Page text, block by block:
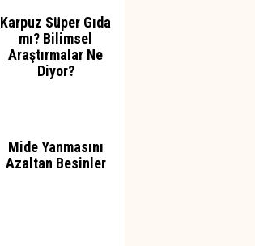
Karpuz Süper Gıda
mı? Bilimsel
Araştırmalar Ne
Diyor?
Mide Yanmasını
Azaltan Besinler